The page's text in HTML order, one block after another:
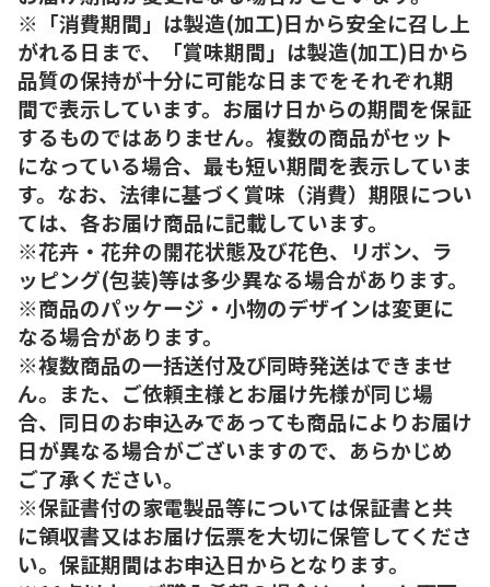
※「消費期間」は製造(加工)日から安全に召し上
がれる日まで、「賞味期間」は製造(加工)日から
品質の保持が十分に可能な日までをそれぞれ期
間で表示しています。お届け日からの期間を保証
するものではありません。複数の商品がセット
になっている場合、最も短い期間を表示していま
す。なお、法律に基づく賞味（消費）期限につい
ては、各お届け商品に記載しています。
※花卉・花弁の開花状態及び花色、リボン、ラ
ッピング(包装)等は多少異なる場合があります。
※商品のパッケージ・小物のデザインは変更に
なる場合があります。
※複数商品の一括送付及び同時発送はできませ
ん。また、ご依頼主様とお届け先様が同じ場
合、同日のお申込みであっても商品によりお届け
日が異なる場合がございますので、あらかじめ
ご了承ください。
※保証書付の家電製品等については保証書と共
に領収書又はお届け伝票を大切に保管してくださ
い。保証期間はお申込日からとなります。